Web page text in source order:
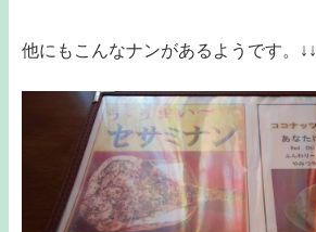
他にもこんなナンがあるようです。↓↓